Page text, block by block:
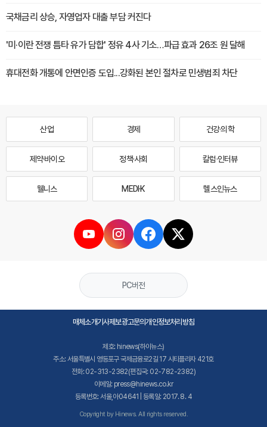
국채금리 상승, 자영업자 대출 부담 커진다
'미·이란 전쟁 틈타 유가 담합' 정유 4사 기소…파급 효과 26조 원 달해
휴대전화 개통에 안면인증 도입...강화된 본인 절차로 민생범죄 차단
산업 경제 건강·의학
제약·바이오 정책·사회 칼럼·인터뷰
웰니스 MEDI·K 헬스인뉴스
PC버전
매체소개기사제보광고문의개인정보처리방침
제호: hinews(하이뉴스)
주소: 서울특별시 영등포구 국제금융로2길 17 시티플라자 421호
전화: 02-313-2382(편집국: 02-782-2382)
이메일: press@hinews.co.kr
등록번호: 서울,아04641 | 등록일: 2017. 8. 4
Copyright by Hinews. All rights reserved.